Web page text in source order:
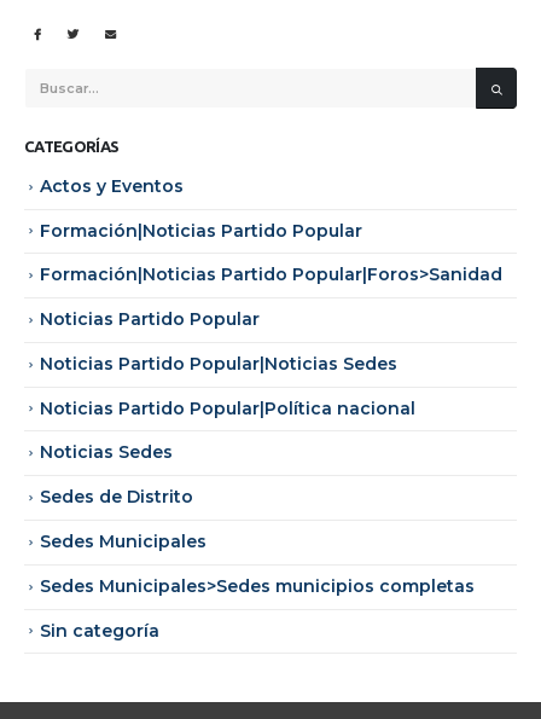
CATEGORÍAS
Actos y Eventos
Formación|Noticias Partido Popular
Formación|Noticias Partido Popular|Foros>Sanidad
Noticias Partido Popular
Noticias Partido Popular|Noticias Sedes
Noticias Partido Popular|Política nacional
Noticias Sedes
Sedes de Distrito
Sedes Municipales
Sedes Municipales>Sedes municipios completas
Sin categoría